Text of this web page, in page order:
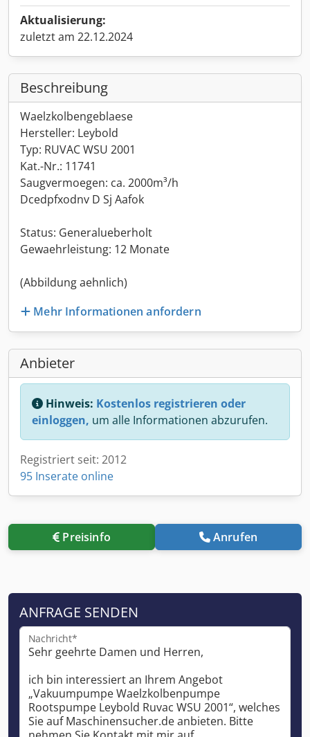
Aktualisierung:
zuletzt am 22.12.2024
Beschreibung
Waelzkolbengeblaese
Hersteller: Leybold
Typ: RUVAC WSU 2001
Kat.-Nr.: 11741
Saugvermoegen: ca. 2000m³/h
Dcedpfxodnv D Sj Aafok
Status: Generalueberholt
Gewaehrleistung: 12 Monate
(Abbildung aehnlich)
Mehr Informationen anfordern
Anbieter
Hinweis: Kostenlos registrieren oder
einloggen, um alle Informationen abzurufen.
Registriert seit: 2012
95 Inserate online
Preisinfo Anrufen
ANFRAGE SENDEN
Nachricht*